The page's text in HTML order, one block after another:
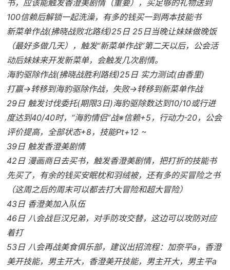
书，应该能触发香澄美剧情（重要），买足够的礼物送到
100信赖后解锁一起洗澡，有多的钱买一到两本技能书
新菜单作战(拂晓战败北路线)25日 25日当晚让妹妹做晚饭
（最好多做几天），触发“新菜单作战”第二天以后，公会活
动后妹妹来开发新菜单，会触发几次剧情。
海豹驱除作战(拂晓战胜利路线)25日 实力测试(由香里)
打赢→转移到海豹驱除作战，失败→转移到新菜单作战
29日 触发讨伐委托(期限3日)海豹驱除数达到10/10或行进
度达到40/40时，“海豹情侣”战※信赖+5，行动力-20，公会
评价提高，全部状态+8，技能Pt+12 ~
39日 触发香澄美剧情
42日 漫画商日去买书，触发香澄美剧情，把打折的技能书
先买了，有余的钱买安眠枕和羽绒被，还有多的买冒险之书
（这周之后的周末可以都去打大冒险和超大冒险）
43日 香澄美加入队伍
46日 八会战巨汉兄弟，对手防攻交替，这边可以攻防对应
着打
53日 八会再战美食俱乐部，建议出招流程：加奈平a，香澄
美开技能，男主开大，香澄美开技能，男主开大，男主平a